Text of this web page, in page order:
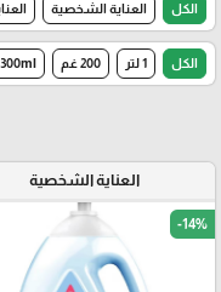
الكل العناية الشخصية
الكل 1 لتر 200 غم 300ml
العناية الشخصية
-14%